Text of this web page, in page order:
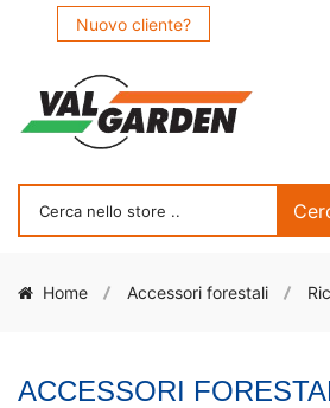
Nuovo cliente?
Home Accessori forestali
ACCESSORI